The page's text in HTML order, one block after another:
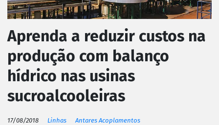
Aprenda a reduzir custos na
produção com balanço
hídrico nas usinas
sucroalcooleiras
17/08/2018 Linhas Antares Acoplamentos